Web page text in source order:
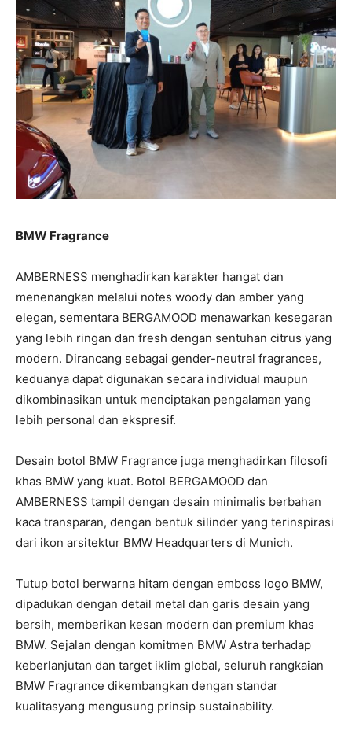
BMW Fragrance
AMBERNESS menghadirkan karakter hangat dan
menenangkan melalui notes woody dan amber yang
elegan, sementara BERGAMOOD menawarkan kesegaran
yang lebih ringan dan fresh dengan sentuhan citrus yang
modern. Dirancang sebagai gender-neutral fragrances,
keduanya dapat digunakan secara individual maupun
dikombinasikan untuk menciptakan pengalaman yang
lebih personal dan ekspresif.
Desain botol BMW Fragrance juga menghadirkan filosofi
khas BMW yang kuat. Botol BERGAMOOD dan
AMBERNESS tampil dengan desain minimalis berbahan
kaca transparan, dengan bentuk silinder yang terinspirasi
dari ikon arsitektur BMW Headquarters di Munich.
Tutup botol berwarna hitam dengan emboss logo BMW,
dipadukan dengan detail metal dan garis desain yang
bersih, memberikan kesan modern dan premium khas
BMW. Sejalan dengan komitmen BMW Astra terhadap
keberlanjutan dan target iklim global, seluruh rangkaian
BMW Fragrance dikembangkan dengan standar
kualitasyang mengusung prinsip sustainability.